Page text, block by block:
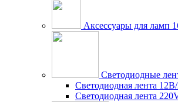
Аксессуары для ламп
Светодиодные
Светодиодная лента
Светодиодная лента